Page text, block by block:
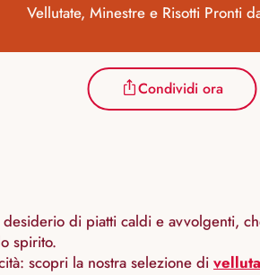
Vellutate, Minestre e Risotti Pronti
Condividi ora
di piatti caldi e avvolgenti,
spirito.
scopri la nostra selezione di